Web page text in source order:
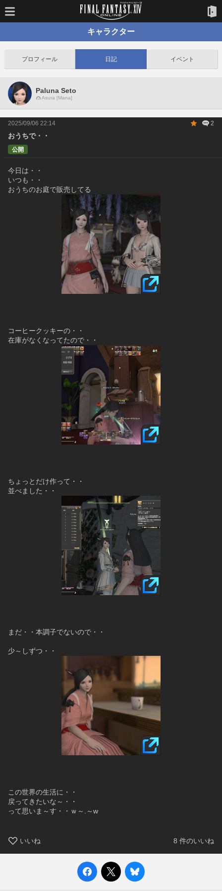
キャラクター
プロフィール 日記 イベント
Paluna Seto
Asura [Mana]
2025/09/06 22:14 2
おうちで・・
公開
今日は・・
いつも・・
おうちのお庭で販売してる
コーヒークッキーの・・
在庫がなくなってたので・・
ちょっとだけ作って・・
並べました・・
まだ・・本調子でないので・・
少～しずつ・・
この世界の生活に・・
戻ってきたいな～・・
って思いま～す・・ｗ～.～w
いいね 8 件のいいね